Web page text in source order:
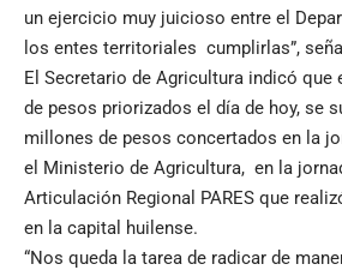
un ejercicio muy juicioso entre el
los entes territoriales cumplirlas”,
El Secretario de Agricultura indicó
de pesos priorizados el día de hoy, se
millones de pesos concertados en la
el Ministerio de Agricultura, en la
Articulación Regional PARES que
en la capital huilense.
“Nos queda la tarea de radicar de